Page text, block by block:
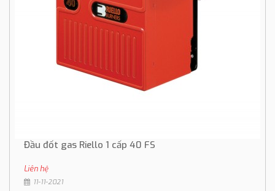
Đầu đốt gas Riello 1 cấp 40 FS
Liên hệ
11-11-2021